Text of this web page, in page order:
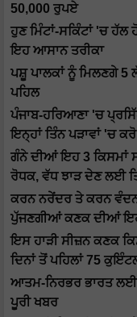
50,000 ਰੁਪਏ
ਹੁਣ ਮਿੰਟਾਂ-ਸਕਿੰਟਾਂ 'ਚ ਹੱਲ
ਇਹ ਆਸਾਨ ਤਰੀਕਾ
ਪਸ਼ੂ ਪਾਲਕਾਂ ਨੂੰ ਮਿਲਣਗੇ 5
ਪਹਿਲ
ਪੰਜਾਬ-ਹਰਿਆਣਾ 'ਚ
ਇਨ੍ਹਾਂ ਤਿੰਨ ਪੜਾਵਾਂ 'ਚ
ਗੰਨੇ ਦੀਆਂ ਇਹ 3 ਕਿਸਮਾਂ
ਰੋਧਕ, ਵੱਧ ਝਾੜ ਦੇਣ ਲਈ
ਕਰਨ ਨਰੇਂਦਰ ਤੇ ਕਰਨ
ਪੁੱਜਣਗੀਆਂ ਕਣਕ ਦੀਆਂ
ਇਸ ਹਾੜੀ ਸੀਜ਼ਨ ਕਣਕ
ਦਿਨਾਂ ਤੋਂ ਪਹਿਲਾਂ 75
ਆਤਮ-ਨਿਰਭਰ ਭਾਰਤ ਲਈ
ਪੂਰੀ ਖਬਰ